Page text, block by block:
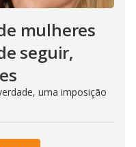
mulheres
seguir,
uma imposição